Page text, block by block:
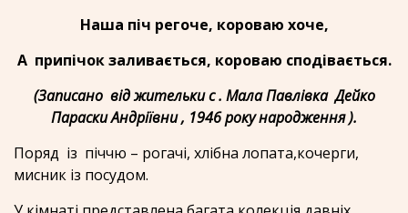
Наша піч регоче, короваю хоче,
А припічок заливається, короваю сподівається.
(Записано від жительки с . Мала Павлівка Дейко
Параски Андріївни , 1946 року народження ).
Поряд із піччю – рогачі, хлібна лопата,кочерги,
мисник із посудом.